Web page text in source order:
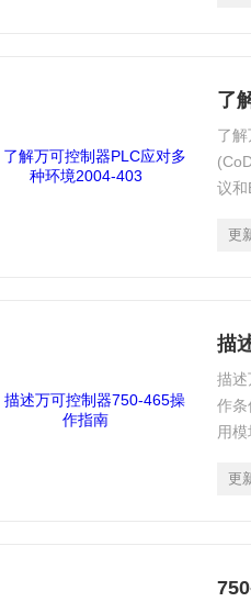
了
了
议和
更
描
描述
作条
用
更